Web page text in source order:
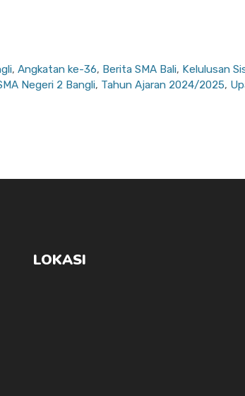
,Angkatan ke-36, Berita SMA Bali, Kelulusan
Negeri 2 Bangli, Tahun Ajaran 2024/2025,
LOKASI